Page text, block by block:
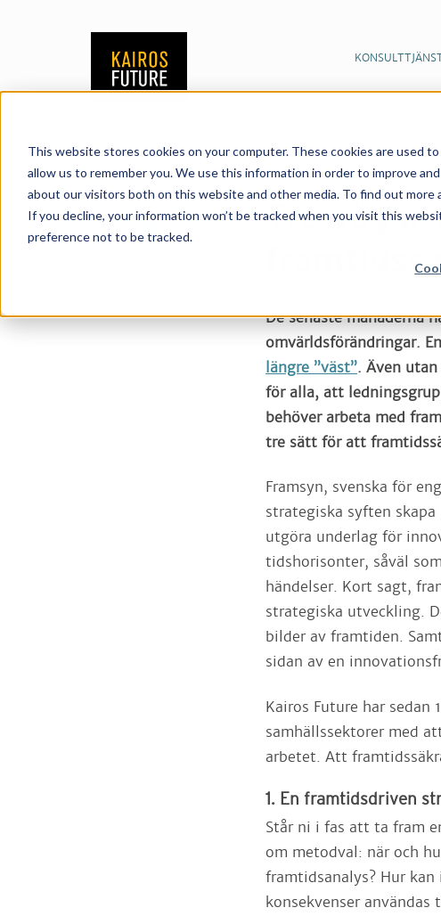
This website stores cookies on your computer. These cookies are used
allow us to remember you. We use this information in order to improve
about our visitors both on this website and other media. To find out more
If you decline, your information won’t be tracked when you visit this
preference not to be tracked.
Publikationer Nyheter &
Tre vägar
De senaste månaderna
omvärldsförändringar.
längre ”väst”. Även
för alla, att
behöver arbeta med
tre sätt för att
Framsyn, svenska för
strategiska syften
utgöra underlag för
tidshorisonter, såväl
händelser. Kort sagt,
strategiska utveckling.
bilder av framtiden.
sidan av en
Kairos Future har
samhällssektorer med
arbetet. Att
1. En framtidsdriven
Står ni i fas att ta fram
om metodval: när och
framtidsanalys? Hur
konsekvenser
18/06/2025